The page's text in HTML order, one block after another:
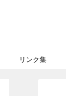
リンク集